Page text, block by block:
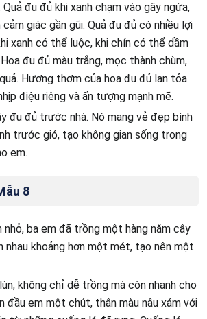
đu đủ khi xanh chạm vào gây ngứa,
giác gần gũi. Quả đu đủ có nhiều lợi
xanh có thể luộc, khi chín có thể dầm
đu đủ màu trắng, mọc thành chùm,
Hương thơm của hoa đu đủ lan tỏa
điệu riêng và ấn tượng mạnh mẽ.
đu đủ trước nhà. Nó mang vẻ đẹp bình
trước gió, tạo không gian sống trong
em.
8
nhỏ, ba em đã trồng một hàng năm cây
nhau khoảng hơn một mét, tạo nên một
không chỉ dễ trồng mà còn nhanh cho
đầu em một chút, thân màu nâu xám với